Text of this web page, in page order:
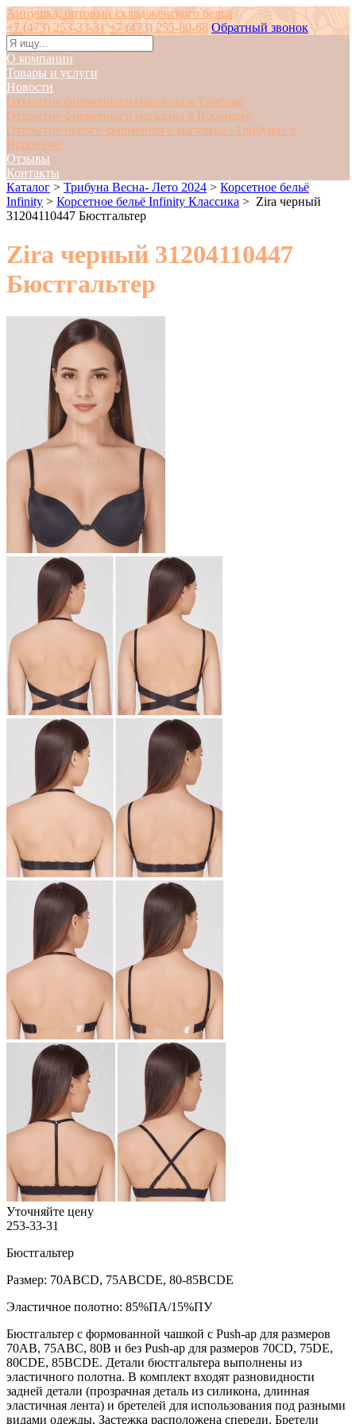
Аннушка, оптовый склад женского белья
+7 (473) 253-33-31 +7 (473) 255-80-68 Обратный звонок
О компании
Товары и услуги
Новости
Открытие фирменного магазина в Тамбове
Открытие фирменного магазина в Воронеже
Открытие нового фирменного магазина «Трибуна» в
Воронеже
Отзывы
Контакты
Каталог > Трибуна Весна- Лето 2024 > Корсетное бельё
Infinity > Корсетное бельё Infinity Классика > Zira черный
31204110447 Бюстгальтер
Zira черный 31204110447
Бюстгальтер
Уточняйте цену
253-33-31
Бюстгальтер
Размер: 70ABCD, 75ABCDE, 80-85BCDE
Эластичное полотно: 85%ПА/15%ПУ
Бюстгальтер с формованной чашкой c Push-ap для размеров
70AB, 75ABC, 80B и без Push-ap для размеров 70CD, 75DE,
80CDE, 85BCDE. Детали бюстгальтера выполнены из
эластичного полотна. В комплект входят разновидности
задней детали (прозрачная деталь из силикона, длинная
эластичная лента) и бретелей для использования под разными
видами одежды. Застежка расположена спереди. Бретели